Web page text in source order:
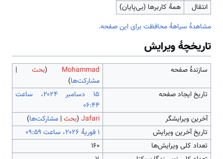
انتقال
همهٔ کاربرها (بی‌پایان)
مشاهدۀ سیاهۀ محافظت برای این صفحه.
تاریخچۀ ویرایش
سازندۀ صفحه Mohammad
(بحث |
مشارکت‌ها)
تاریخ ایجاد صفحه
‏۱۵ دسامبر ۲۰۲۴، ساعت
۰۶:۴۴
آخرین ویرایشگر
Jafari
(بحث| مشارکت‌ها)
تاریخ آخرین ویرایش
تعداد کلی ویرایش‌ها
۱۶۰